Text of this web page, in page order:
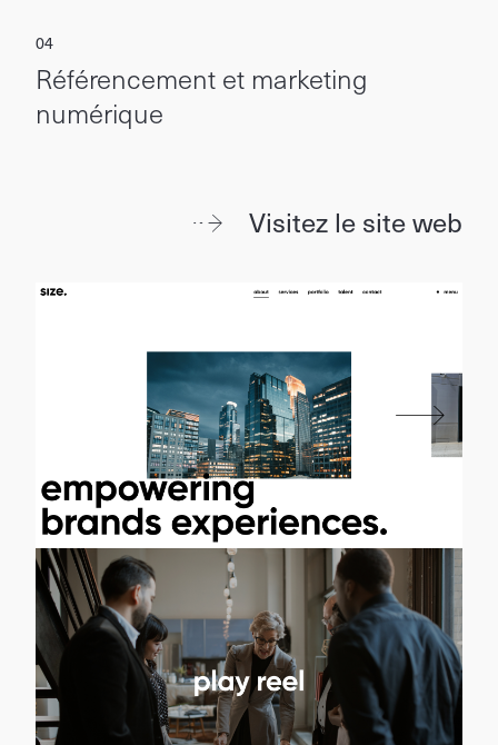
Référencement et marketing
numérique
Visitez le site web